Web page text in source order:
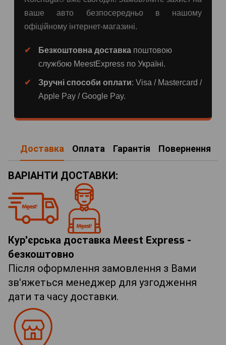
ваше авто безпосередньо в нашому
офіційному інтернет-магазині.
Безкоштовна доставка поштовою
службою MeestExpress по Україні.
Зручні способи оплати: Visa / Mastercard /
Apple Pay / Google Pay.
Доставка Оплата Гарантія Повернення
ВАРІАНТИ ДОСТАВКИ:
Кур'єрська доставка Meest Express -
безкоштовно
Після оформлення замовлення з Вами
зв'яжеться менеджер для узгодження
дати та часу доставки.